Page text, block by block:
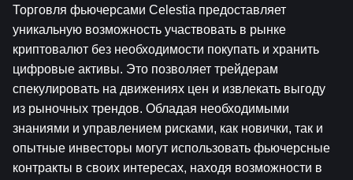
Торговля фьючерсами Celestia предоставляет
уникальную возможность участвовать в рынке
криптовалют без необходимости покупать и хранить
цифровые активы. Это позволяет трейдерам
спекулировать на движениях цен и извлекать выгоду
из рыночных трендов. Обладая необходимыми
знаниями и управлением рисками, как новички, так и
опытные инвесторы могут использовать фьючерсные
контракты в своих интересах, находя возможности в